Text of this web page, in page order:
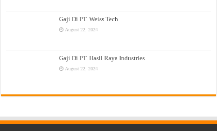
Gaji Di PT. Weiss Tech
August 22, 2024
Gaji Di PT. Hasil Raya Industries
August 22, 2024